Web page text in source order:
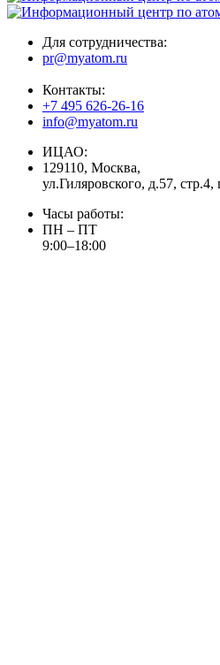
Для сотрудничества:
pr@myatom.ru
Контакты:
+7 495 626-26-16
info@myatom.ru
ИЦАО:
129110, Москва,
ул.Гиляровского, д.57,
Часы работы:
ПН – ПТ
9:00–18:00